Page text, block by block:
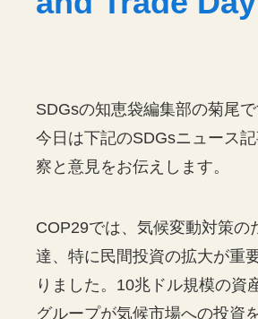
SDGsの知恵袋編集部の菊尾で
今日は下記のSDGsニュース
察と意見をお伝えします。
COP29では、気候変動対策の
達、特に民間投資の拡大が重
りました。10兆ドル規模の資
グループが気候市場への投資